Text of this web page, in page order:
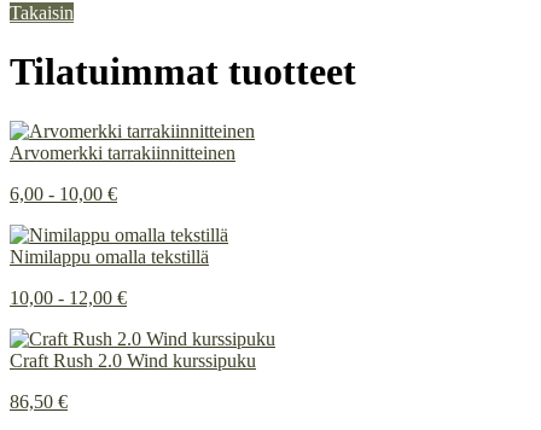
Takaisin
Tilatuimmat tuotteet
Arvomerkki tarrakiinnitteinen
6,00 - 10,00 €
Nimilappu omalla tekstillä
10,00 - 12,00 €
Craft Rush 2.0 Wind kurssipuku
86,50 €